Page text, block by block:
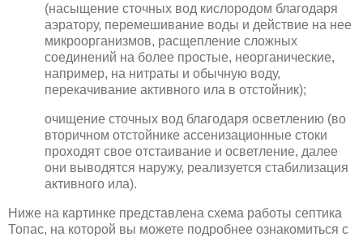
(насыщение сточных вод кислородом благодаря
аэратору, перемешивание воды и действие на нее
микроорганизмов, расщепление сложных
соединений на более простые, неорганические,
например, на нитраты и обычную воду,
перекачивание активного ила в отстойник);
очищение сточных вод благодаря осветлению (во
вторичном отстойнике ассенизационные стоки
проходят свое отстаивание и осветление, далее
они выводятся наружу, реализуется стабилизация
активного ила).
Ниже на картинке представлена схема работы септика
Топас, на которой вы можете подробнее ознакомиться с